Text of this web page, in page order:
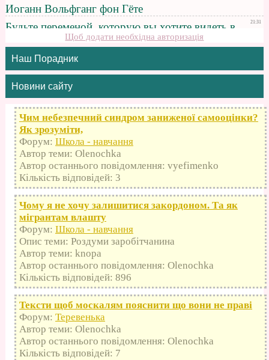
Щоб додати необхідна авторизація
Наш Порадник
Новини сайту
Чим небезпечний синдром заниженої самооцінки?
Як зрозуміти,
Форум: Школа - навчання
Автор теми: Olenochka
Автор останнього повідомлення: vyefimenko
Кількість відповідей: 3
Чому я не хочу залишитися закордоном. Та як
мігрантам влашту
Форум: Школа - навчання
Опис теми: Роздуми заробітчанина
Автор теми: knopa
Автор останнього повідомлення: Olenochka
Кількість відповідей: 896
Тексти щоб москалям пояснити що вони не праві
Форум: Теревенька
Автор теми: Olenochka
Автор останнього повідомлення: Olenochka
Кількість відповідей: 7